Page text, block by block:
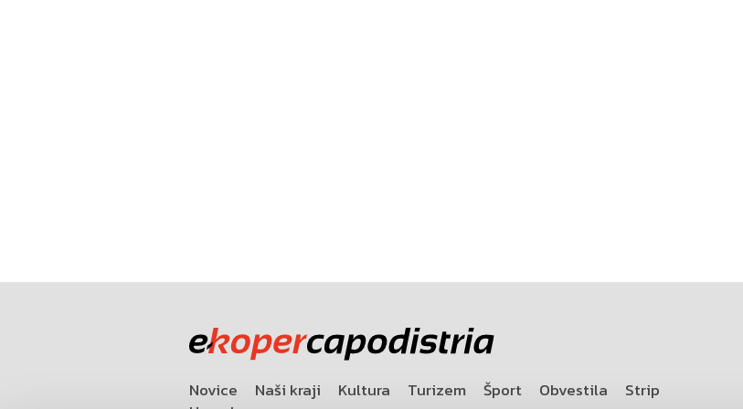
Novice Naši kraji Kultura Turizem Šport Obvestila
Strip